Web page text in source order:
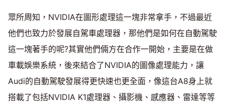
眾所周知，NVIDIA在圖形處理這一塊非常拿手，不過最近
他們也致力於發展自駕車處理器，那他們是如何在自動駕駛
這一塊著手的呢?其實他們倆方在合作一開始，主要是在做
車載娛樂系統，後來結合了NVIDIA的圖像處理能力，讓
Audi的自動駕駛發展得更快速也更全面，像這台A8身上就
搭載了包括NVIDIA K1處理器、攝影機、感應器、雷達等等